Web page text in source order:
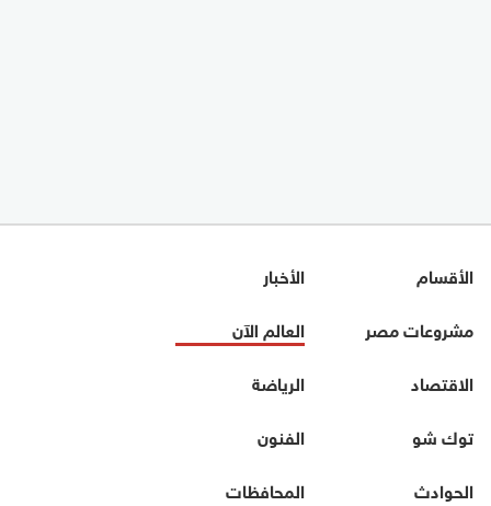
الأقسام
الأخبار
مشروعات مصر
العالم الآن
الاقتصاد
الرياضة
توك شو
الفنون
الحوادث
المحافظات